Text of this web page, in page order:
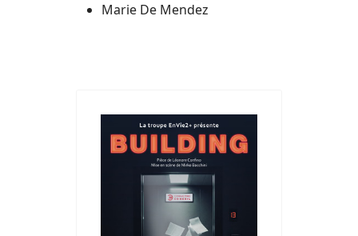
Marie De Mendez